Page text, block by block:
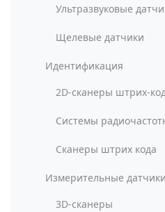
Ультразвуковые
Щелевые датчики
Идентификация
2D-сканеры штрих-
Системы
Сканеры штрих кода
Измерительные датчики
3D-сканеры